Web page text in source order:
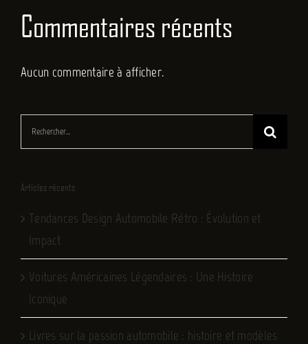
Commentaires récents
Aucun commentaire à afficher.
Rechercher:
Articles récents
Tendances Design Automobile Rétro : Évolution et
Impact
Voitures Américaines Légendaires : Une Histoire
Iconique
Livres sur la passion automobile : histoire et modèles